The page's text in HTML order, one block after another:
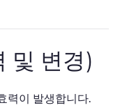
및 변경)
력이 발생합니다.